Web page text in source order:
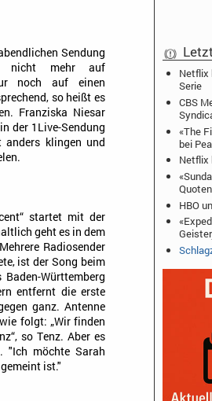
Sendung
nicht mehr auf
noch auf einen
so heißt es
Franziska Niesar
der 1Live-Sendung
klingen und
startet mit der
geht es in dem
Radiosender
ist der Song beim
Württemberg
entfernt die erste
ganz. Antenne
folgt: „Wir finden
so Tenz. Aber es
"Ich möchte Sarah
ist."
Netflix
Serie
CBS
«The
bei
Netflix
HBO